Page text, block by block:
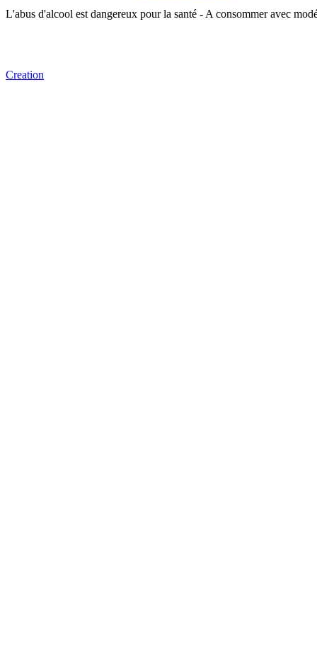
L'abus d'alcool est dangereux pour la santé - A consommer avec
Creation